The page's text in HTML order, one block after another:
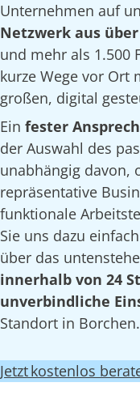
Unternehmen auf
Netzwerk aus
und mehr als 1.500
kurze Wege vor Ort
großen, digital
Ein fester
der Auswahl des
unabhängig davon,
repräsentative
funktionale
Sie uns dazu
über das
innerhalb von 24
unverbindliche
Standort in Borchen.
Jetzt kostenlos